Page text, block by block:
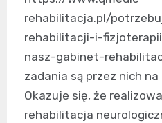
rehabilitacja.pl/
rehabilitacji-i-
nasz-gabinet-
zadania są przez nich
Okazuje się, że
rehabilitacja